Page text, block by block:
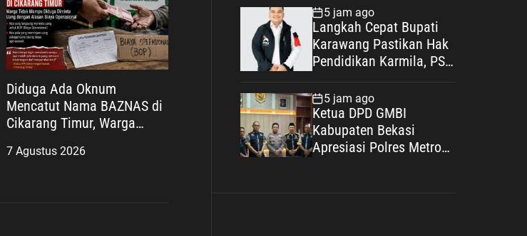
Diduga Ada Oknum
Mencatut Nama BAZNAS di
Cikarang Timur, Warga
Uang dengan Dalih Biaya
7 Agustus 2026
Uang dengan Dalih Biaya
Operasional
5 jam ago
Langkah Cepat Bupati
Karawang Pastikan Hak
Pendidikan Karmila, PSI:
Publik yang Humanis
5 jam ago
Ketua DPD GMBI
Kabupaten Bekasi
Apresiasi Polres Metro